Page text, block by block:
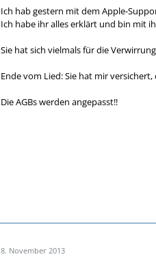
Ich hab gestern mit dem Apple-
Ich habe ihr alles erklärt und bin mit
Sie hat sich vielmals für die
Ende vom Lied: Sie hat mir
Die AGBs werden angepasst!!
8. November 2013